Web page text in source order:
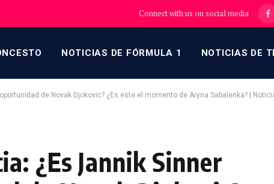
Connect with us on social media
NOTICIAS DE FÓRMULA 1 NOTICIAS DE
de Novak Djokovic? ¿Es este el momento de Aryna Sabalenka? |
¿Es Jannik Sinner